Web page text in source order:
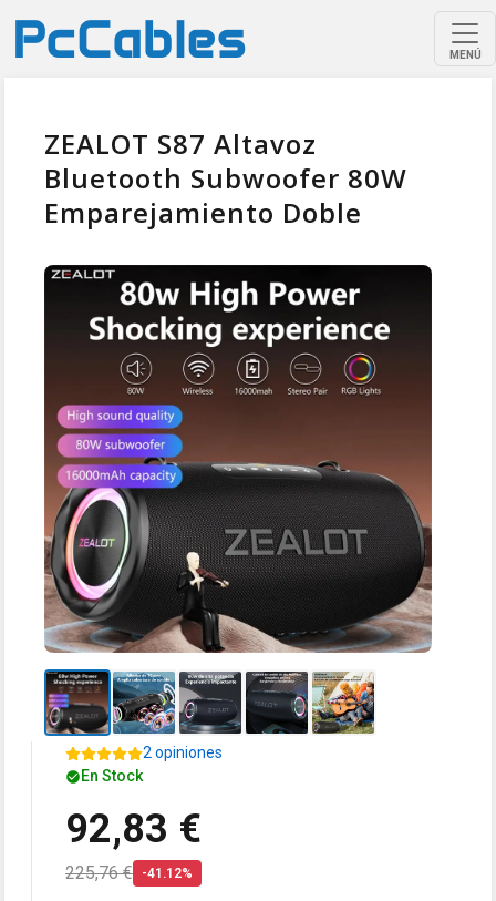
MENÚ
ZEALOT S87 Altavoz
Bluetooth Subwoofer 80W
Emparejamiento Doble
2 opiniones
En Stock
92,83 €
225,76 € -41.12%